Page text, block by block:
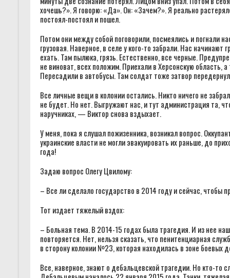
хочешь?». Я говорю: «Да». Он: «Зачем?». Я реально
постоял-постоял и пошел.
Потом они между собой поговорили, посмеялись и погнали
грузовая. Наверное, в селе у кого-то забрали. Нас начинают
ехать. Там пылюка, грязь. Естественно, все черные.
не виноват, всех положим. Приехали в Херсонскую
Пересадили в автобусы. Там солдат тоже затвор
Все личные вещи в колонии остались. Никто ничего не
не будет. Но нет. Выгружают нас, и тут администрация та,
наручниках, — Виктор снова вздыхает.
У меня, пока я слушал пожизенника, возникал вопрос.
украинские власти не могли эвакуировать их раньше, до
года!
Задаю вопрос Олегу Цвилому:
– Все ли сделало государство в 2014 году и сейчас, чтобы
Тот издает тяжелый вздох:
– Больная тема. В 2014-15 годах была трагедия. И из нее
повторяется. Нет, нельзя сказать, что пенитенциарная
в сторону колонии №23, которая находилась в зоне боевых
Все, наверное, знают о дебальцевской трагедии. Но кто-